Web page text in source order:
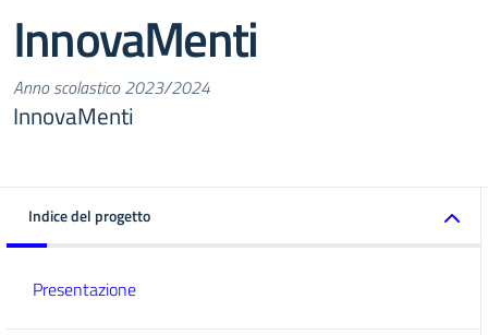
InnovaMenti
Anno scolastico 2023/2024
InnovaMenti
Indice del progetto
Presentazione